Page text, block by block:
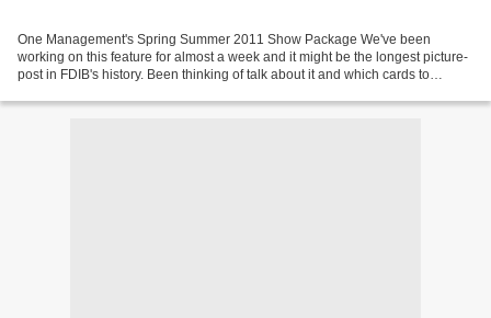
One Management's Spring Summer 2011 Show Package We've been
working on this feature for almost a week and it might be the longest picture-
post in FDIB's history. Been thinking of talk about it and which cards to